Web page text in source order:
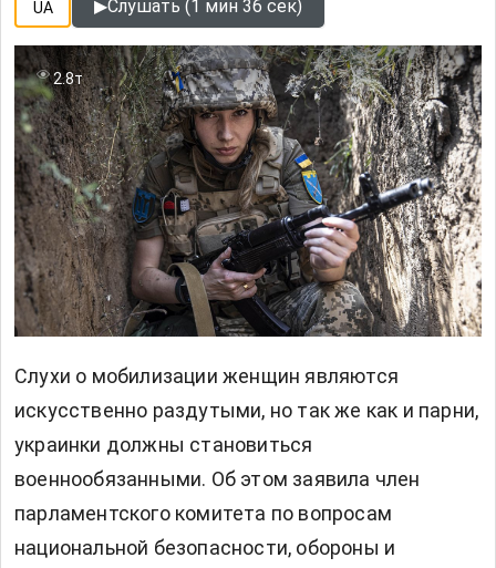
UA ▶Слушать (1 мин 36 сек)
2.8т
Слухи о мобилизации женщин являются
искусственно раздутыми, но так же как и парни,
украинки должны становиться
военнообязанными. Об этом заявила член
парламентского комитета по вопросам
национальной безопасности, обороны и